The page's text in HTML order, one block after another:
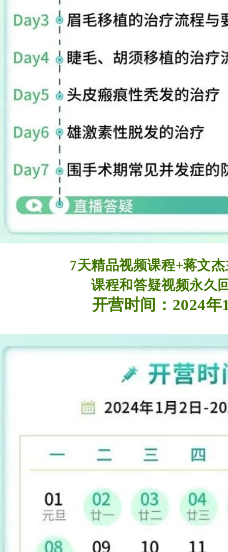
7天精品视频课程+蒋文
课程和答疑视频永久
开营时间： 2024年